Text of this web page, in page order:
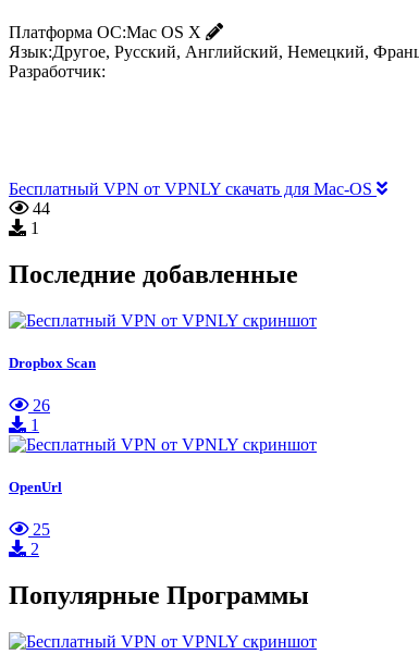
Платформа ОС:Mac OS X
Язык:Другое, Русский, Английский, Немецкий,
Разработчик:
Бесплатный VPN от VPNLY скачать для Mac-OS
44
1
Последние добавленные
Dropbox Scan
26
1
OpenUrl
25
2
Популярные Программы